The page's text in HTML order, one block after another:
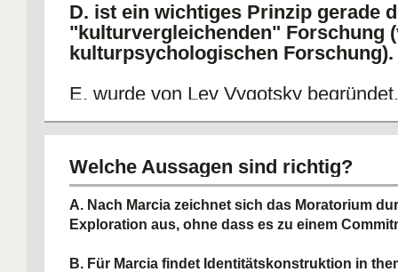
D. ist ein wichtiges Prinzip gerade
"kulturvergleichenden" Forschung
kulturpsychologischen Forschung).
E. wurde von Lev Vygotsky begründet.
Welche Aussagen sind richtig?
A. Nach Marcia zeichnet sich das Moratorium
Exploration aus, ohne dass es zu einem
B. Für Marcia findet Identitätskonstruktion in